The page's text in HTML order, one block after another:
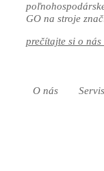
GO na stroje
prečítajte si o nás
O nás Servis